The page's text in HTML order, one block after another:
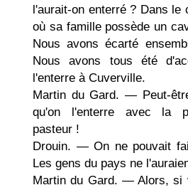
l'aurait-on enterré ? Dans le
où sa famille possède un
Nous avons écarté
Nous avons tous été
l'enterre à Cuverville.
Martin du Gard. — Peut-
qu'on l'enterre avec la
pasteur !
Drouin. — On ne pouvait
Les gens du pays ne
Martin du Gard. — Alors, si